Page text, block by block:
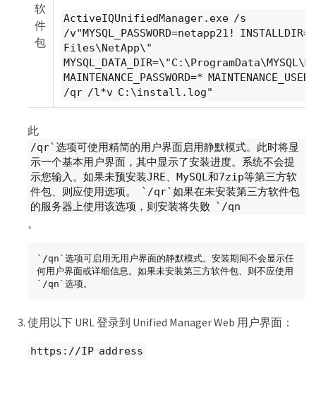
软
件
包
ActiveIQUnifiedManager.exe /s
/v"MYSQL_PASSWORD=netapp21!
Files\NetApp\"
MAINTENANCE_PASSWORD=*
/qr /l*v C:\install.log"
此
/qr`选项可使用精简的用户界面启用静默模式。此时将显
示一个基本用户界面，其中显示了安装进度。系统不会提
示您输入。如果未预安装JRE、MySQL和7zip等第三方软
件包、则应使用选项。 `/qr`如果在未安装第三方软件包
的服务器上使用该选项，则安装将失败 `/qn
。
`/qn`选项可启用无用户界面的静默模式。安装期间不会显示任
何用户界面或详细信息。如果未安装第三方软件包、则不应使用
`/qn`选项。
使用以下 URL 登录到 Unified Manager Web 用户界面：
https://IP address